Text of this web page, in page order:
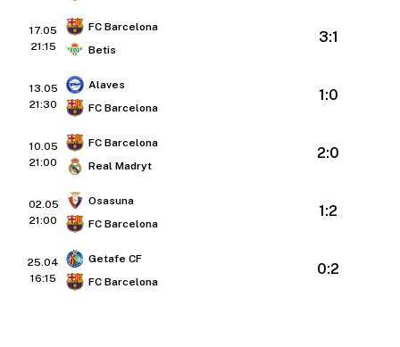
17.05
21:15
FC Barcelona
Betis
3:1
13.05
21:30
Alaves
FC Barcelona
1:0
10.05
21:00
FC Barcelona
Real Madryt
2:0
02.05
21:00
Osasuna
FC Barcelona
1:2
25.04
16:15
Getafe CF
FC Barcelona
0:2